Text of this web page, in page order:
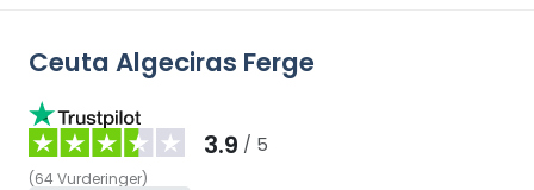
Ceuta Algeciras Ferge
3.9 / 5
(64 Vurderinger)